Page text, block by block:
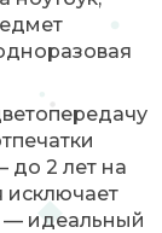
до 2 лет на
исключает
— идеальный